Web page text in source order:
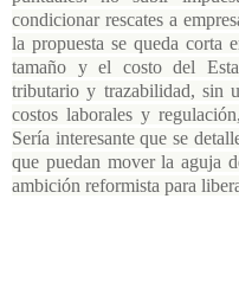
condicionar rescates a
la propuesta se queda corta
tamaño y el costo del
tributario y trazabilidad, sin
costos laborales y
Sería interesante que se
que puedan mover la aguja
ambición reformista para